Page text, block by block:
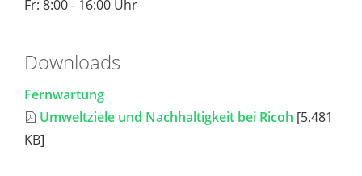
Fr: 8:00 - 16:00 Uhr
Downloads
Fernwartung
Umweltziele und Nachhaltigkeit bei Ricoh [5.481
KB]